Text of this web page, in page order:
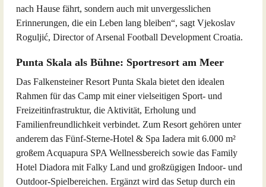
nach Hause fährt, sondern auch mit unvergesslichen
Erinnerungen, die ein Leben lang bleiben“, sagt Vjekoslav
Roguljić, Director of Arsenal Football Development Croatia.
Punta Skala als Bühne: Sportresort am Meer
Das Falkensteiner Resort Punta Skala bietet den idealen
Rahmen für das Camp mit einer vielseitigen Sport- und
Freizeitinfrastruktur, die Aktivität, Erholung und
Familienfreundlichkeit verbindet. Zum Resort gehören unter
anderem das Fünf-Sterne-Hotel & Spa Iadera mit 6.000 m²
großem Acquapura SPA Wellnessbereich sowie das Family
Hotel Diadora mit Falky Land und großzügigen Indoor- und
Outdoor-Spielbereichen. Ergänzt wird das Setup durch ein